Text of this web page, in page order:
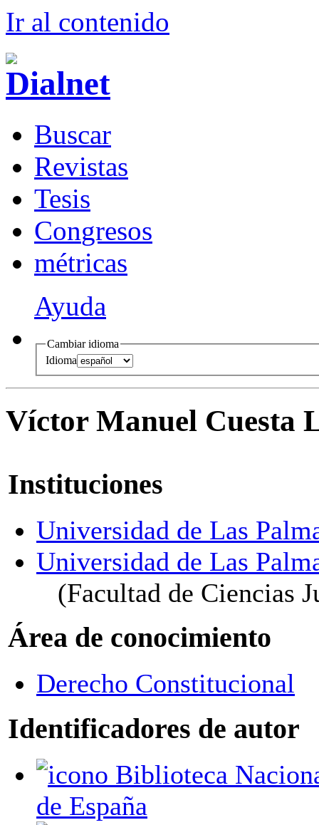
Ir al contenido
Buscar
Revistas
Tesis
Congresos
métricas
Ayuda
Cambiar idioma
Idioma
Víctor Manuel Cuesta
Instituciones
Universidad de Las
Universidad de Las
(Facultad de Ciencias
Área de conocimiento
Derecho Constitucional
Identificadores de autor
de España